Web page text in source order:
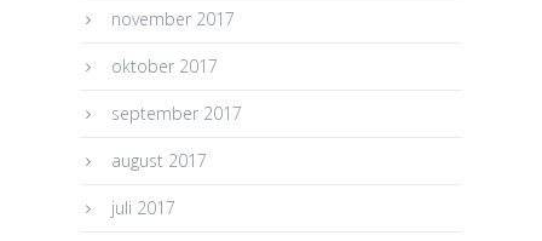
november 2017
oktober 2017
september 2017
august 2017
juli 2017